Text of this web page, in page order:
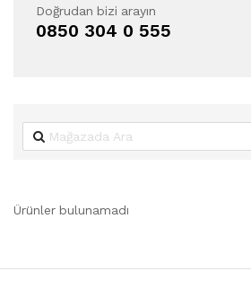
Doğrudan bizi arayın
0850 304 0 555
Ürünler bulunamadı